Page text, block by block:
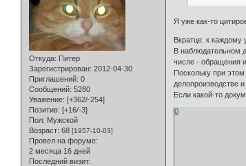
Откуда: Питер
Зарегистрирован: 2012-04-30
Приглашений: 0
Сообщений: 5280
Уважение: [+362/-254]
Позитив: [+16/-3]
Пол: Мужской
Возраст: 68 [1957-10-03]
Провел на форуме:
2 месяца 16 дней
Последний визит:
Я уже как-то
Вкратце: к
В наблюдательном
числе - обращения
Поскольку при
делопроизводстве
Если какой-то
0